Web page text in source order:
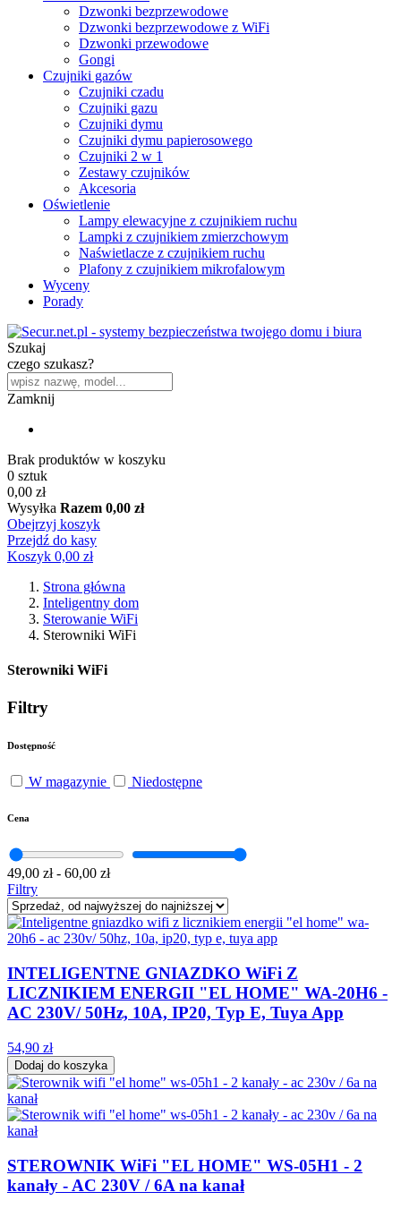
Dzwonki bezprzewodowe
Dzwonki bezprzewodowe z WiFi
Dzwonki przewodowe
Gongi
Czujniki gazów
Czujniki czadu
Czujniki gazu
Czujniki dymu
Czujniki dymu papierosowego
Czujniki 2 w 1
Zestawy czujników
Akcesoria
Oświetlenie
Lampy elewacyjne z czujnikiem ruchu
Lampki z czujnikiem zmierzchowym
Naświetlacze z czujnikiem ruchu
Plafony z czujnikiem mikrofalowym
Wyceny
Porady
Szukaj
czego szukasz?
Zamknij
Brak produktów w koszyku
0 sztuk
0,00 zł
Wysyłka Razem 0,00 zł
Obejrzyj koszyk
Przejdź do kasy
Koszyk 0,00 zł
Strona główna
Inteligentny dom
Sterowanie WiFi
Sterowniki WiFi
Sterowniki WiFi
Filtry
Dostępność
W magazynie Niedostępne
Cena
49,00 zł- 60,00 zł
Filtry
INTELIGENTNE GNIAZDKO WiFi Z
LICZNIKIEM ENERGII "EL HOME" WA-20H6 -
AC 230V/ 50Hz, 10A, IP20, Typ E, Tuya App
54,90 zł
Dodaj do koszyka
STEROWNIK WiFi "EL HOME" WS-05H1 - 2
kanały - AC 230V / 6A na kanał